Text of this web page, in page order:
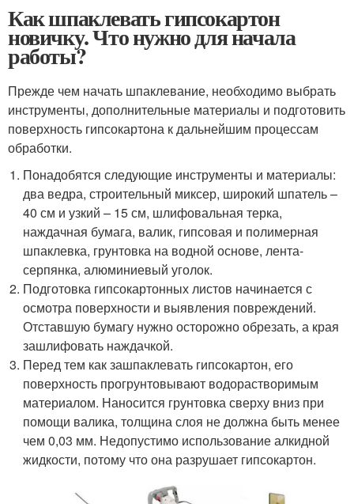
Как шпаклевать гипсокартон
новичку. Что нужно для начала
работы?
Прежде чем начать шпаклевание, необходимо выбрать
инструменты, дополнительные материалы и подготовить
поверхность гипсокартона к дальнейшим процессам
обработки.
Понадобятся следующие инструменты и материалы:
два ведра, строительный миксер, широкий шпатель –
40 см и узкий – 15 см, шлифовальная терка,
наждачная бумага, валик, гипсовая и полимерная
шпаклевка, грунтовка на водной основе, лента-
серпянка, алюминиевый уголок.
Подготовка гипсокартонных листов начинается с
осмотра поверхности и выявления повреждений.
Отставшую бумагу нужно осторожно обрезать, а края
зашлифовать наждачкой.
Перед тем как зашпаклевать гипсокартон, его
поверхность прогрунтовывают водорастворимым
материалом. Наносится грунтовка сверху вниз при
помощи валика, толщина слоя не должна быть менее
чем 0,03 мм. Недопустимо использование алкидной
жидкости, потому что она разрушает гипсокартон.